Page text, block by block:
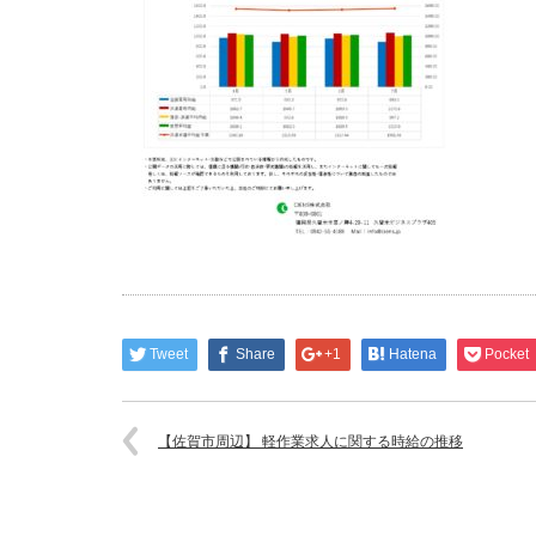
Tweet Share +1 Hatena Pocket
【佐賀市周辺】 軽作業求人に関する時給の推移